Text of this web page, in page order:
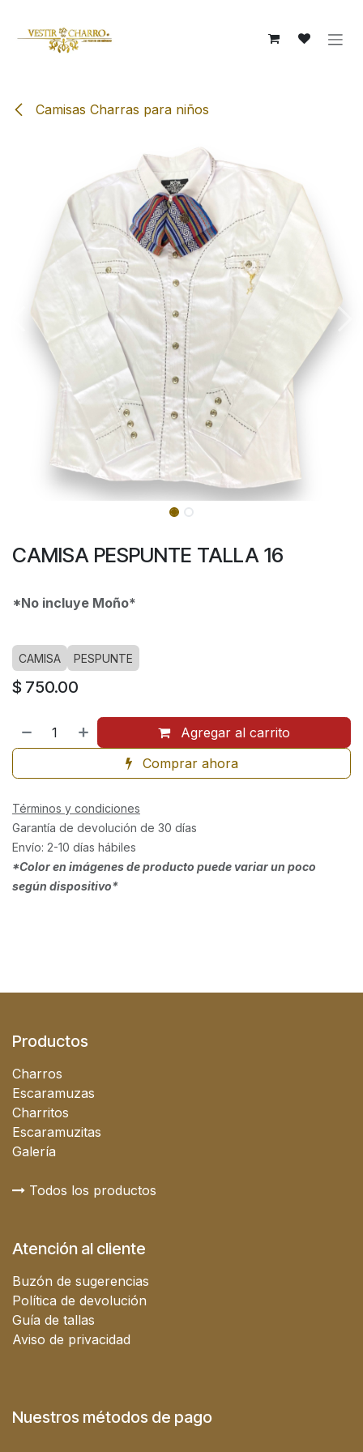
Camisas Charras para niños
CAMISA PESPUNTE TALLA 16
*No incluye Moño*
CAMISA PESPUNTE
$ 750.00
Agregar al carrito
Comprar ahora
Términos y condiciones
Garantía de devolución de 30 días
Envío: 2-10 días hábiles
*Color en imágenes de producto puede variar un poco
según dispositivo*
Productos
Charros
Escaramuzas
Charritos
Escaramuzitas
Galería
Todos los productos
Atención al cliente
Buzón de sugerencias
Política de devolución
Guía de tallas
Aviso de privacidad
Nuestros métodos de pago